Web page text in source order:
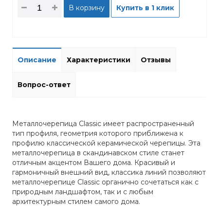
В корзину Купить в 1 клик
Описание Характеристики Отзывы
Вопрос-ответ
Металлочерепица Classic имеет распространенный
тип профиля, геометрия которого приближена к
профилю классической керамической черепицы. Эта
металлочерепица в скандинавском стиле станет
отличным акцентом Вашего дома. Красивый и
гармоничный внешний вид, классика линий позволяют
металлочерепице Classic органично сочетаться как с
природным ландшафтом, так и с любым
архитектурным стилем самого дома.